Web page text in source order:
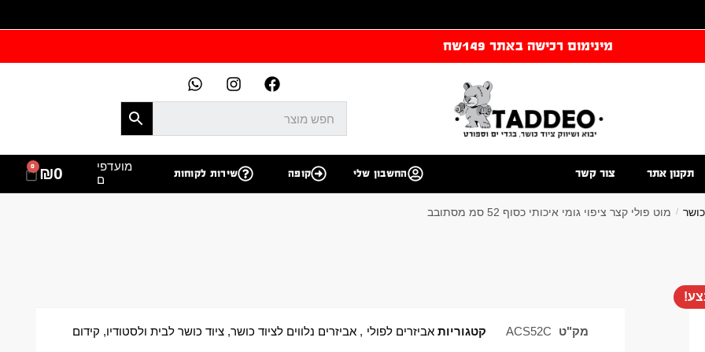
מינימום רכישה באתר 149שח
תקנון אתר צור קשר החשבון שלי קופה שירות לקוחות
מועדפי
ם
₪0
0
/ מוט פולי קצר ציפוי גומי איכותי כסוף 52 סמ מסתובב
מק"ט ACS52C קטגוריות אביזרים לפולי ,אביזרים נלווים לציוד כושר,ציוד כושר לבית ולסטודיו, קידום